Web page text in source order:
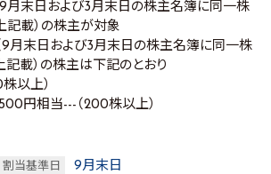
月末日および3月末日の株主名簿に同一株
載）の株主が対象
月末日および3月末日の株主名簿に同一株
載）の株主は下記のとおり
以上）
円相当---（200株以上）
割当基準日 9月末日